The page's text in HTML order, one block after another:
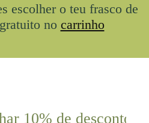
escolher o teu frasco de
no carrinho
10% de desconto?